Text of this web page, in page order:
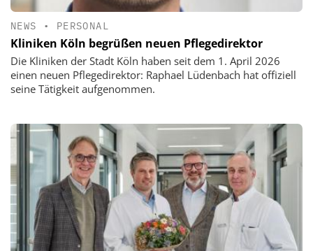
NEWS • PERSONAL
Kliniken Köln begrüßen neuen Pflegedirektor
Die Kliniken der Stadt Köln haben seit dem 1. April 2026
einen neuen Pflegedirektor: Raphael Lüdenbach hat offiziell
seine Tätigkeit aufgenommen.